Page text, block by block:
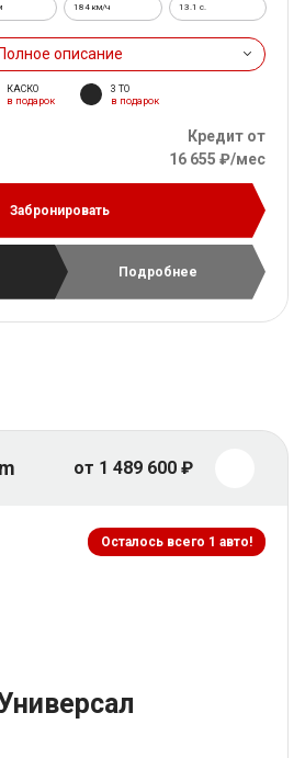
184 км/ч 13.1 c.
Полное описание
КАСКО
в подарок
3 ТО
в подарок
Кредит от
16 655 ₽/мес
Забронировать
Подробнее
от 1 489 600 ₽
Осталось всего 1 авто!